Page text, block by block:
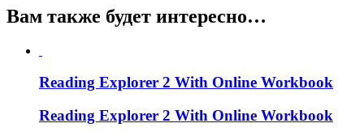
Вам также будет интересно…
Reading Explorer 2 With Online Workbook
Reading Explorer 2 With Online Workbook